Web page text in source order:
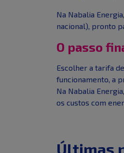
Na Nabalia
nacional), pronto
O passo
Escolher a tarifa
funcionamento, a
Na Nabalia
os custos com
Últimas